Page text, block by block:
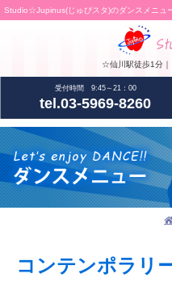
Studio☆Jupinus(じゅぴスタ)のダンスメニュ
☆仙川駅徒歩1分
受付時間 9:45～21：00
tel.03-5969-8260
コンテンポラリ